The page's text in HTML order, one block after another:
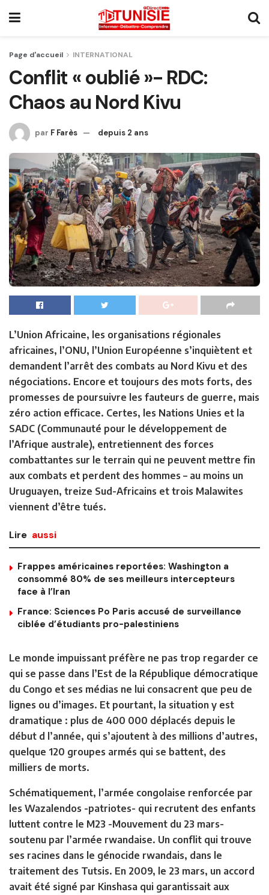
Page d'accueil INTERNATIONAL
Conflit « oublié »- RDC:
Chaos au Nord Kivu
par F Farès depuis 2 ans
L’Union Africaine, les organisations régionales
africaines, l’ONU, l’Union Européenne s’inquiètent et
demandent l’arrêt des combats au Nord Kivu et des
négociations. Encore et toujours des mots forts, des
promesses de poursuivre les fauteurs de guerre, mais
zéro action efficace. Certes, les Nations Unies et la
SADC (Communauté pour le développement de
l’Afrique australe), entretiennent des forces
combattantes sur le terrain qui ne peuvent mettre fin
aux combats et perdent des hommes – au moins un
Uruguayen, treize Sud-Africains et trois Malawites
viennent d’être tués.
Lire aussi
Frappes américaines reportées: Washington a
consommé 80% de ses meilleurs intercepteurs
face à l’Iran
France: Sciences Po Paris accusé de surveillance
ciblée d’étudiants pro-palestiniens
Le monde impuissant préfère ne pas trop regarder ce
qui se passe dans l’Est de la République démocratique
du Congo et ses médias ne lui consacrent que peu de
lignes ou d’images. Et pourtant, la situation y est
dramatique : plus de 400 000 déplacés depuis le
début d l’année, qui s’ajoutent à des millions d’autres,
quelque 120 groupes armés qui se battent, des
milliers de morts.
Schématiquement, l’armée congolaise renforcée par
les Wazalendos -patriotes- qui recrutent des enfants
luttent contre le M23 -Mouvement du 23 mars-
soutenu par l’armée rwandaise. Un conflit qui trouve
ses racines dans le génocide rwandais, dans le
traitement des Tutsis. En 2009, le 23 mars, un accord
avait été signé par Kinshasa qui garantissait aux